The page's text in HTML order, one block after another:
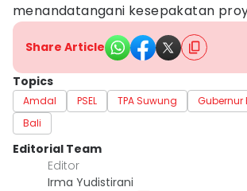
menandatangani kesepakatan
Share Article
Topics
Amdal PSEL TPA Suwung Gubernur
Bali
Editorial Team
Editor
Irma Yudistirani